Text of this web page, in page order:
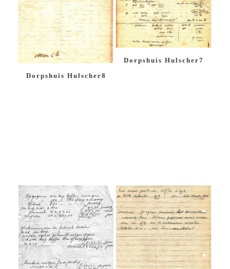
Dorpshuis Hulscher8
Dorpshuis Hulscher7